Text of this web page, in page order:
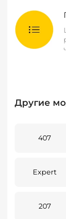
Другие
407
Expert
207